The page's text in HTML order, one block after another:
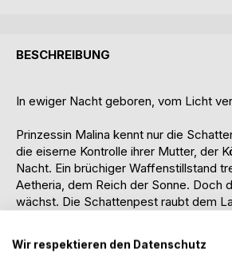
BESCHREIBUNG
In ewiger Nacht geboren, vom Licht
Prinzessin Malina kennt nur die
die eiserne Kontrolle ihrer Mutter, der
Nacht. Ein brüchiger Waffenstillstand
Aetheria, dem Reich der Sonne. Doch
wächst. Die Schattenpest raubt dem
Wir respektieren den Datenschutz